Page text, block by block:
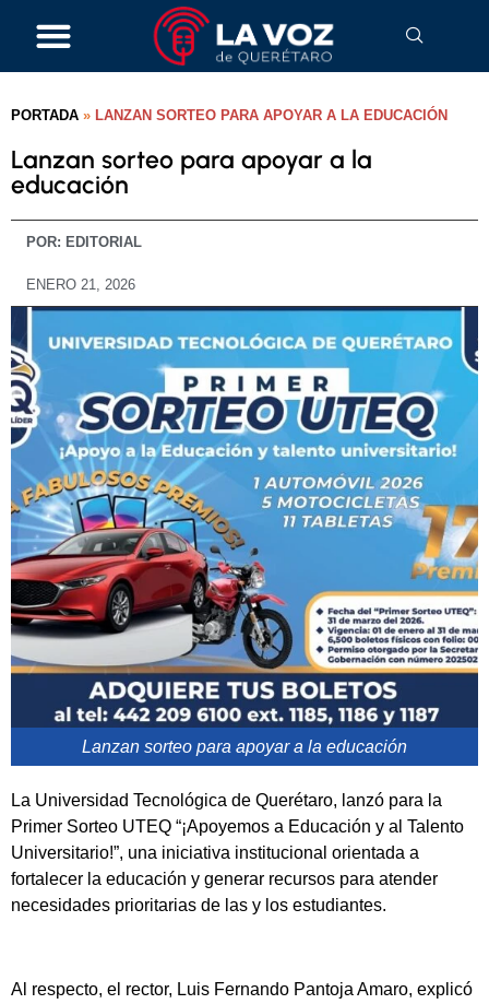
PORTADA » LANZAN SORTEO PARA APOYAR A LA EDUCACIÓN
Lanzan sorteo para apoyar a la
educación
POR: EDITORIAL
ENERO 21, 2026
Lanzan sorteo para apoyar a la educación
La Universidad Tecnológica de Querétaro, lanzó para la
Primer Sorteo UTEQ “¡Apoyemos a Educación y al Talento
Universitario!”, una iniciativa institucional orientada a
fortalecer la educación y generar recursos para atender
necesidades prioritarias de las y los estudiantes.
Al respecto, el rector, Luis Fernando Pantoja Amaro, explicó